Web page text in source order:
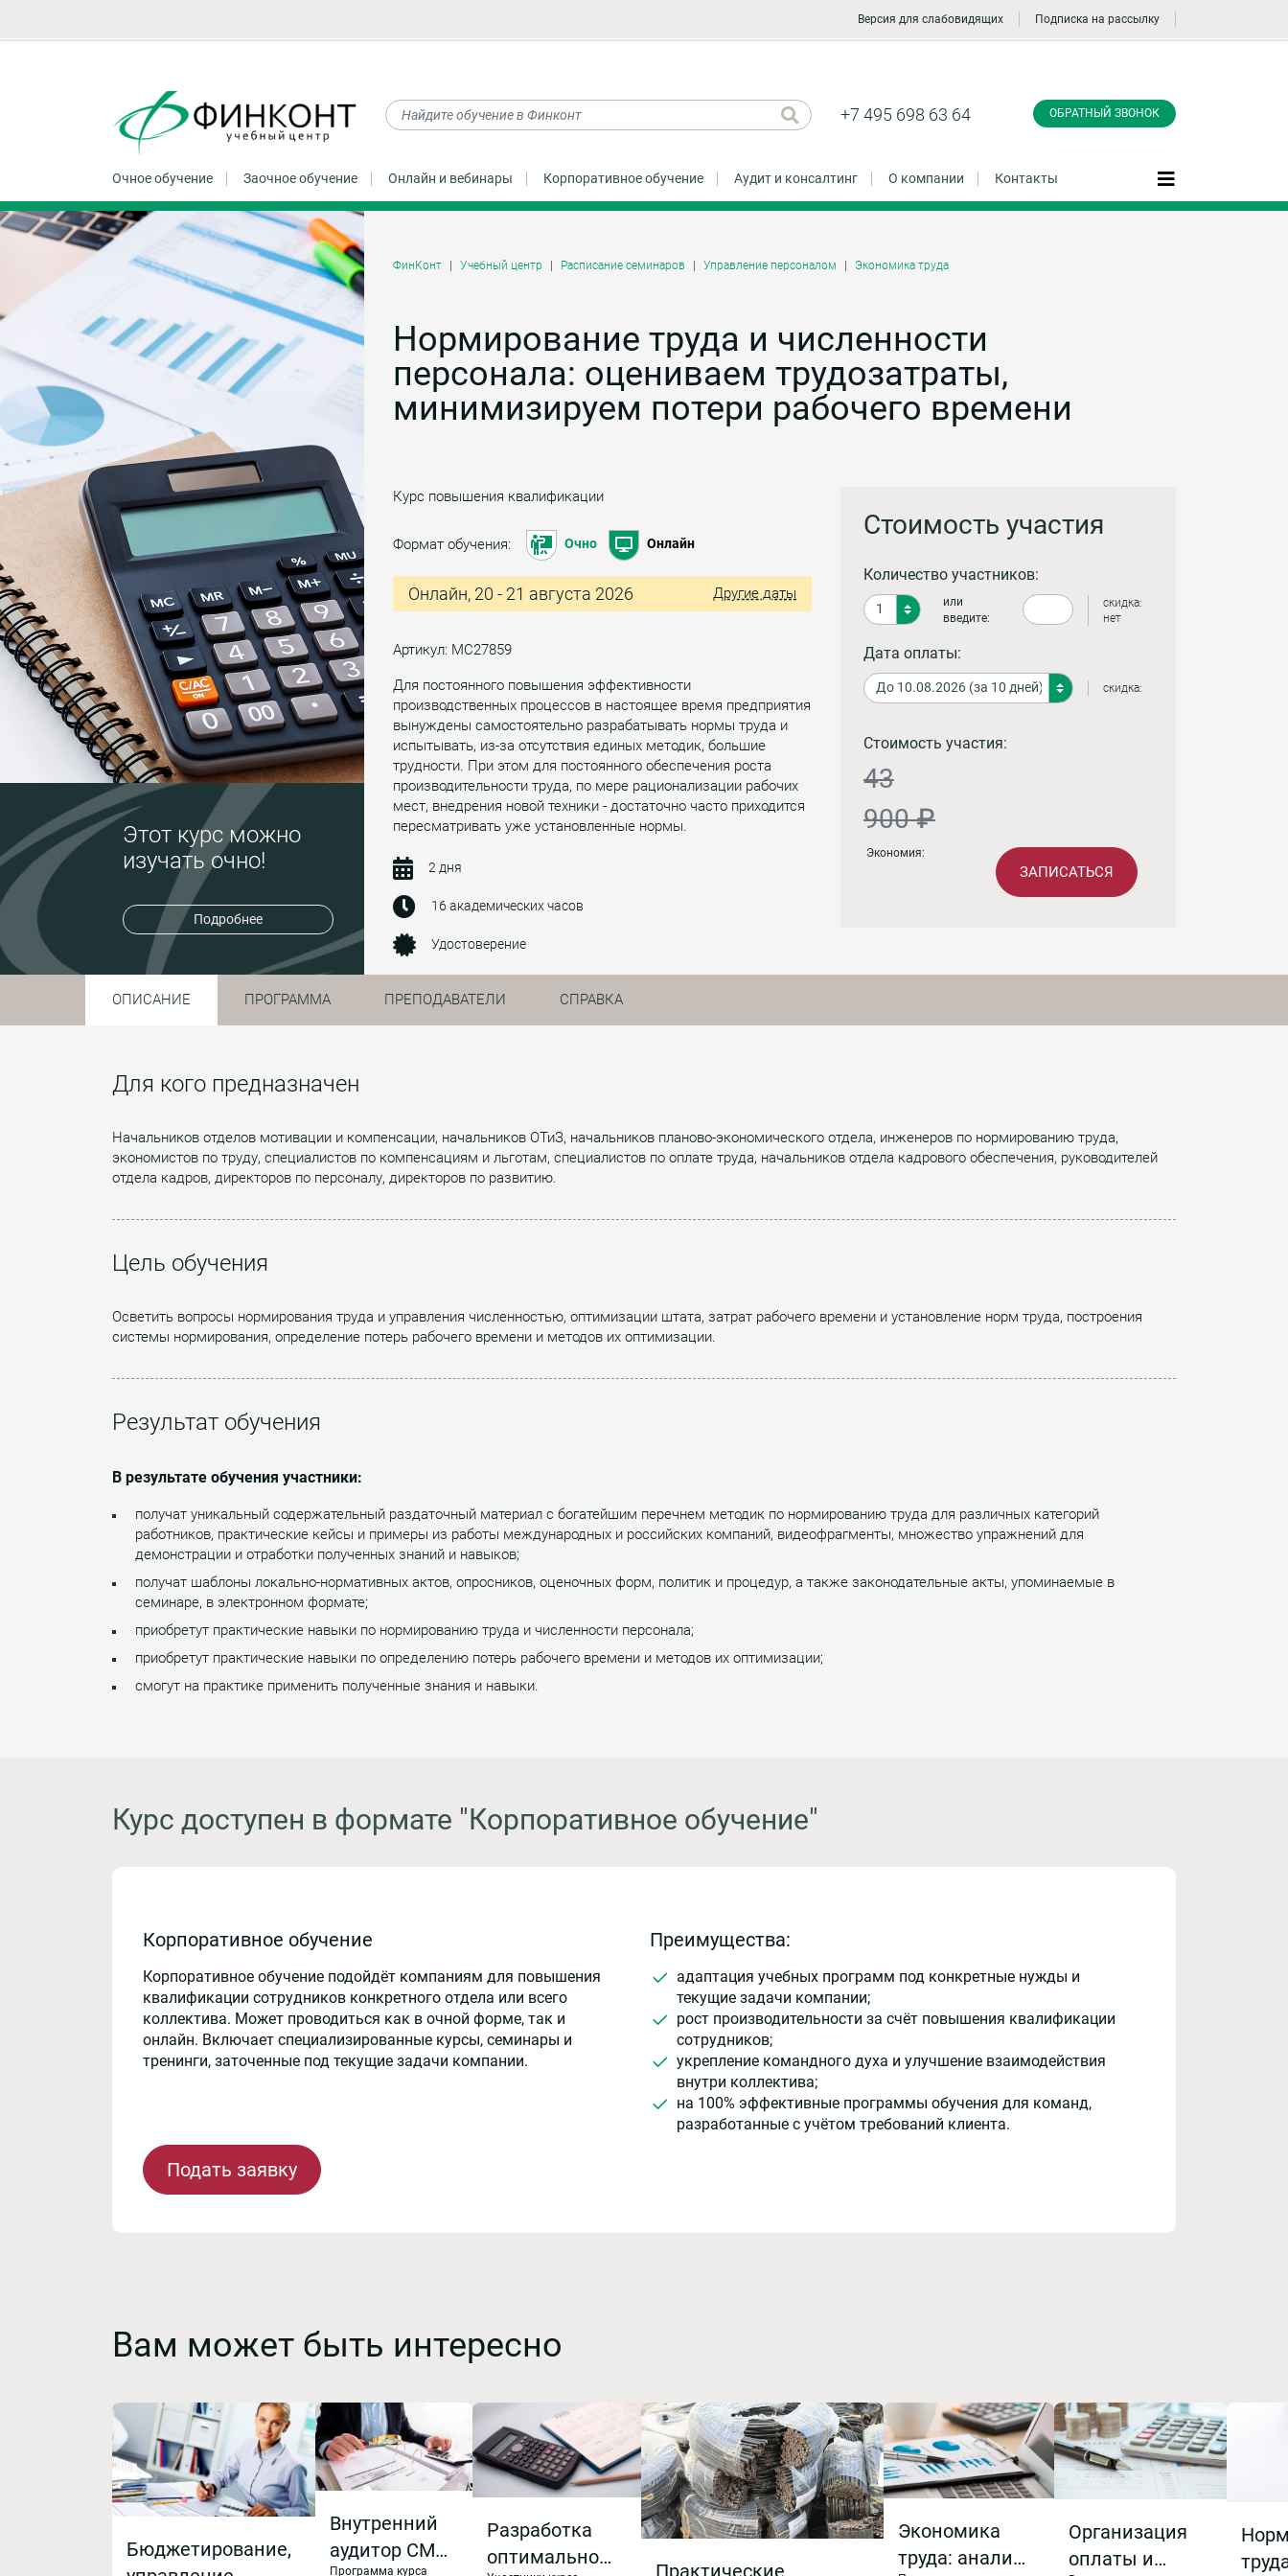
Версия для слабовидящих Подписка на рассылку
+7 495 698 63 64 ОБРАТНЫЙ ЗВОНОК
Очное обучение Заочное обучение Онлайн и вебинары Корпоративное обучение Аудит и консалтинг О компании Контакты
Этот курс можно
изучать очно!
Подробнее
ФинКонт Учебный центр Расписание семинаров Управление персоналом Экономика труда
Нормирование труда и численности
персонала: оцениваем трудозатраты,
минимизируем потери рабочего времени
Курс повышения квалификации
Формат обучения: Очно Онлайн
Онлайн, 20 - 21 августа 2026 Другие даты
Артикул: МС27859
Для постоянного повышения эффективности
производственных процессов в настоящее время предприятия
вынуждены самостоятельно разрабатывать нормы труда и
испытывать, из-за отсутствия единых методик, большие
трудности. При этом для постоянного обеспечения роста
производительности труда, по мере рационализации рабочих
мест, внедрения новой техники - достаточно часто приходится
пересматривать уже установленные нормы.
2 дня
16 академических часов
Удостоверение
Стоимость участия
Количество участников:
или
введите:
скидка:
нет
Дата оплаты:
скидка:
Стоимость участия:
43
900 ₽
Экономия:
ЗАПИСАТЬСЯ
ОПИСАНИЕ ПРОГРАММА ПРЕПОДАВАТЕЛИ СПРАВКА
Для кого предназначен
Начальников отделов мотивации и компенсации, начальников ОТиЗ, начальников планово-экономического отдела, инженеров по нормированию труда,
экономистов по труду, специалистов по компенсациям и льготам, специалистов по оплате труда, начальников отдела кадрового обеспечения, руководителей
отдела кадров, директоров по персоналу, директоров по развитию.
Цель обучения
Осветить вопросы нормирования труда и управления численностью, оптимизации штата, затрат рабочего времени и установление норм труда, построения
системы нормирования, определение потерь рабочего времени и методов их оптимизации.
Результат обучения
В результате обучения участники:
получат уникальный содержательный раздаточный материал с богатейшим перечнем методик по нормированию труда для различных категорий
работников, практические кейсы и примеры из работы международных и российских компаний, видеофрагменты, множество упражнений для
демонстрации и отработки полученных знаний и навыков;
получат шаблоны локально-нормативных актов, опросников, оценочных форм, политик и процедур, а также законодательные акты, упоминаемые в
семинаре, в электронном формате;
приобретут практические навыки по нормированию труда и численности персонала;
приобретут практические навыки по определению потерь рабочего времени и методов их оптимизации;
смогут на практике применить полученные знания и навыки.
Курс доступен в формате "Корпоративное обучение"
Корпоративное обучение
Корпоративное обучение подойдёт компаниям для повышения
квалификации сотрудников конкретного отдела или всего
коллектива. Может проводиться как в очной форме, так и
онлайн. Включает специализированные курсы, семинары и
тренинги, заточенные под текущие задачи компании.
Подать заявку
Преимущества:
адаптация учебных программ под конкретные нужды и
текущие задачи компании;
рост производительности за счёт повышения квалификации
сотрудников;
укрепление командного духа и улучшение взаимодействия
внутри коллектива;
на 100% эффективные программы обучения для команд,
разработанные с учётом требований клиента.
Вам может быть интересно
Бюджетирование,
Внутренний
аудитор СМК
Программа курса
Разработка
оптимального
Практические
Экономика
труда: анализ
Организация
оплаты и
звонок
Заказать